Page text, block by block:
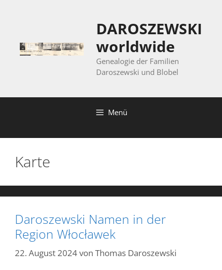
DAROSZEWSKI
worldwide
Genealogie der Familien
Daroszewski und Blobel
Menü
Karte
Daroszewski Namen in der
Region Włocławek
22. August 2024von Thomas Daroszewski